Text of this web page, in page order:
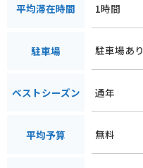
平均滞在時間 1時間
駐車場 駐車場あり
ベストシーズン 通年
平均予算 無料